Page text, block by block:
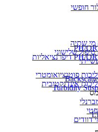
פוטנציואומטרי
אינדוקטיבית
דוודים
חופשי
מי שתיה
שלישוני
Turbidity